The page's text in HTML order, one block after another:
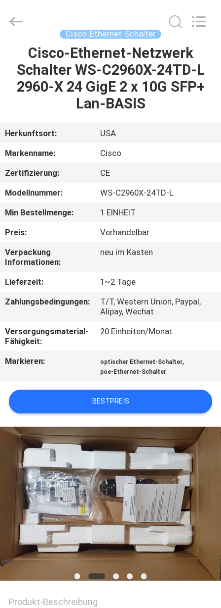
HAUSE
VIDEOS
UNS
WERKSBESICHTIGUNG
QUALITÄTSKONTROLLE
KONTAKT
UNS
NEUIGKEITEN
RECHTSSACHEN
SITEMAP
DATENSCHUTZRICHTLINIE
Ltd..
Cisco-Ethernet-Schalter
Cisco-Ethernet-Netzwerk
Schalter WS-C2960X-24TD-L
2960-X 24 GigE 2 x 10G SFP+
Lan-BASIS
Herkunftsort:
USA
Markenname:
Cisco
Zertifizierung:
CE
Modellnummer:
WS-C2960X-24TD-L
Min Bestellmenge:
1 EINHEIT
Preis:
Verhandelbar
Verpackung
Informationen:
neu im Kasten
Lieferzeit:
1~2 Tage
Zahlungsbedingungen:
T/T, Western Union, Paypal,
Alipay, Wechat
Versorgungsmaterial-
Fähigkeit:
20 Einheiten/Monat
Markieren: optischer Ethernet-Schalter,
poe-Ethernet-Schalter
BESTPREIS
Produkt-Beschreibung